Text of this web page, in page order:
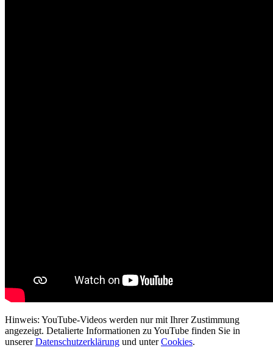
Hinweis: YouTube-Videos werden nur mit Ihrer Zustimmung
angezeigt. Detalierte Informationen zu YouTube finden Sie in
unsererDatenschutzerklärung und unterCookies.